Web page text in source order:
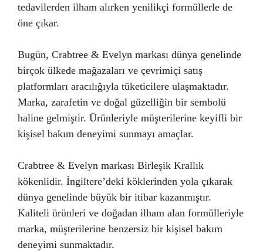
tedavilerden ilham alırken yenilikçi formüllerle de
öne çıkar.
Bugün, Crabtree & Evelyn markası dünya genelinde
birçok ülkede mağazaları ve çevrimiçi satış
platformları aracılığıyla tüketicilere ulaşmaktadır.
Marka, zarafetin ve doğal güzelliğin bir sembolü
haline gelmiştir. Ürünleriyle müşterilerine keyifli bir
kişisel bakım deneyimi sunmayı amaçlar.
Crabtree & Evelyn markası Birleşik Krallık
kökenlidir. İngiltere’deki köklerinden yola çıkarak
dünya genelinde büyük bir itibar kazanmıştır.
Kaliteli ürünleri ve doğadan ilham alan formülleriyle
marka, müşterilerine benzersiz bir kişisel bakım
deneyimi sunmaktadır.